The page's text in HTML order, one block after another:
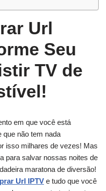
Url
Seu
TV de
em que você está
que não tem nada
isso milhares de vezes! Mas
para salvar nossas noites de
maratona de diversão!
Url IPTV e tudo que você